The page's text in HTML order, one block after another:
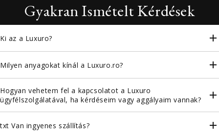
Gyakran Ismételt Kérdések
Ki az a Luxuro?
Milyen anyagokat kínál a Luxuro.ro?
Hogyan vehetem fel a kapcsolatot a Luxuro
ügyfélszolgálatával, ha kérdéseim vagy aggályaim vannak?
txt Van ingyenes szállítás?